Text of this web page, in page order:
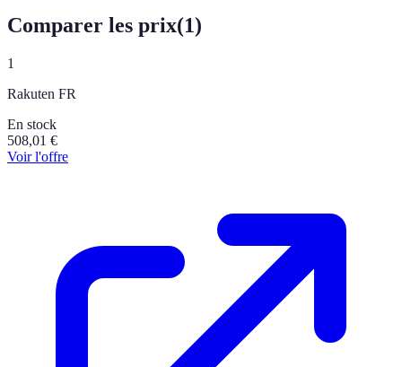
Comparer les prix(1)
1
Rakuten FR
En stock
508,01 €
Voir l'offre